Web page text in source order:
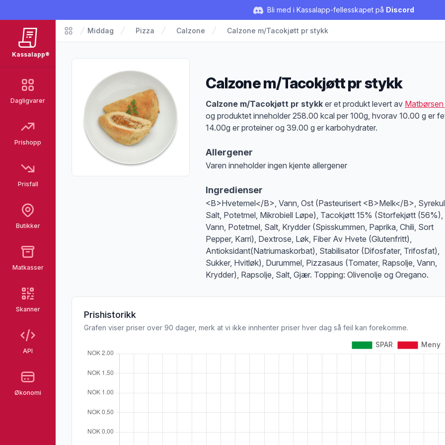
Bli med i Kassalapp-fellesskapet på Discord
Kassalapp®
Dagligvarer
Prishopp
Prisfall
Butikker
Matkasser
Skanner
API
Økonomi
Matvarer
Middag Pizza Calzone Calzone m/Tacokjøtt pr stykk
Calzone m/Tacokjøtt pr stykk
Produktbeskrivelse
Calzone m/Tacokjøtt pr stykk er et produkt levert av
og produktet inneholder 258.00 kcal per 100g, hvorav 10.00 g er
14.00g er proteiner og 39.00 g er karbohydrater.
Allergener
Varen inneholder ingen kjente allergener
at denne informasjonen er bare til informasjon, sjekk pakkningen og
Ingredienser
<B>Hvetemel</B>, Vann, Ost (Pasteurisert <B>Melk</B>,
Salt, Potetmel, Mikrobiell Løpe), Tacokjøtt 15% (Storfekjøtt (56%),
Vann, Potetmel, Salt, Krydder (Spisskummen, Paprika, Chili, Sort
Pepper, Karri), Dextrose, Løk, Fiber Av Hvete (Glutenfritt),
Antioksidant(Natriumaskorbat), Stabilisator (Difosfater, Trifosfat),
Sukker, Hvitløk), Durummel, Pizzasaus (Tomater, Rapsolje, Vann,
Krydder), Rapsolje, Salt, Gjær. Topping: Olivenolje og Oregano.
Prishistorikk
Grafen viser priser over 90 dager, merk at vi ikke innhenter priser hver dag så feil kan forekomme.